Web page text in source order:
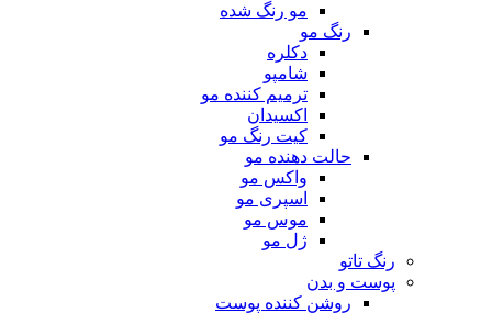
مو رنگ شده
رنگ مو
دکلره
شامپو
ترمیم کننده مو
اکسیدان
کیت رنگ مو
حالت دهنده مو
واکس مو
اسپری مو
موس مو
ژل مو
رنگ تاتو
پوست و بدن
روشن کننده پوست